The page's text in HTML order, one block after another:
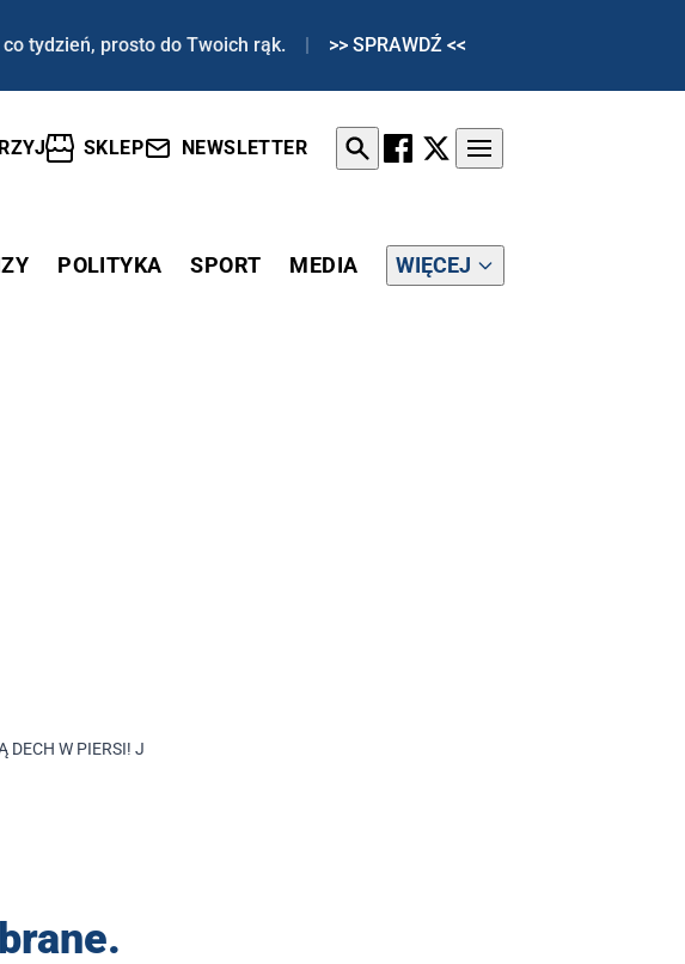
tydzień, prosto do Twoich rąk. | >> SPRAWDŹ <<
SKLEP NEWSLETTER
POLITYKA SPORT MEDIA WIĘCEJ
W PIERSI! JEST TEŻ POLSKI AKCENT